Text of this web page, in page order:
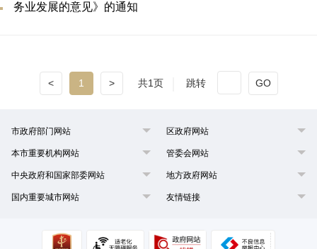
务业发展的意见》的通知
< 1 > 共1页 跳转 GO
市政府部门网站 区政府网站
本市重要机构网站 管委会网站
中央政府和国家部委网站 地方政府网站
国内重要城市网站 友情链接